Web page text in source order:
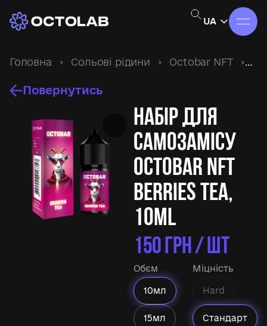
UA
Головна › Сольові рідини › Octobar NFT ›
Повернутись
Набір для
самозамісу
Octobar NFT
Berries Tea,
10ml
150ГРН / ШТ
Обєм
10мл
15мл
Міцність
Hard
Стандарт